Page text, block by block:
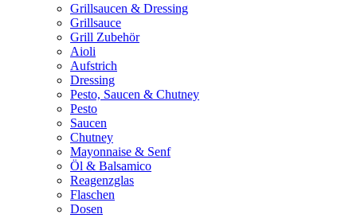
Grillsaucen & Dressing
Grillsauce
Grill Zubehör
Aioli
Aufstrich
Dressing
Pesto, Saucen & Chutney
Pesto
Saucen
Chutney
Mayonnaise & Senf
Öl & Balsamico
Reagenzglas
Flaschen
Dosen